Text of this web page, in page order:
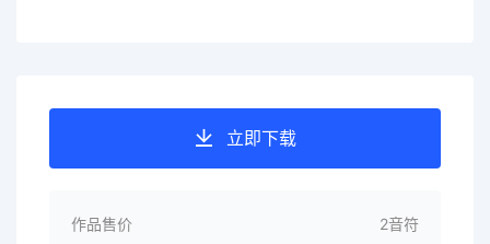
立即下载
作品售价 2音符